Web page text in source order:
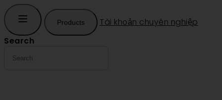
Products
Tài khoản chuyên nghiệp
Search